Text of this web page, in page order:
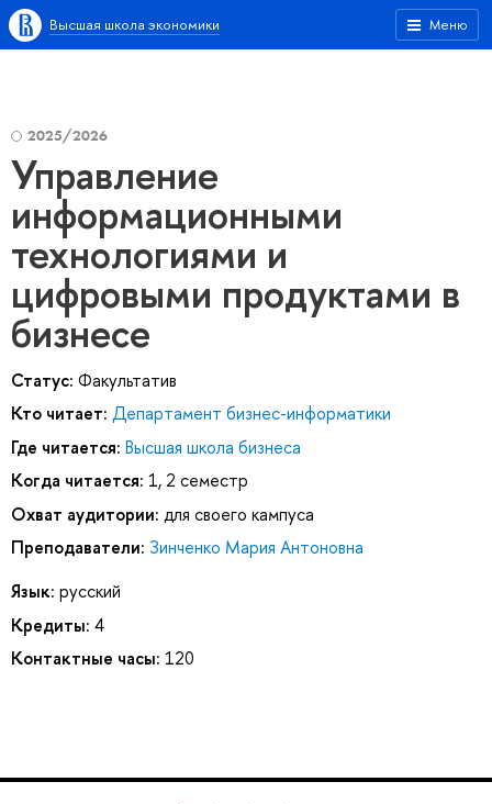
Меню
Высшая школа экономики
2025/2026
Управление
информационными
технологиями и
цифровыми продуктами в
бизнесе
Статус: Факультатив
Кто читает: Департамент бизнес-информатики
Где читается: Высшая школа бизнеса
Когда читается: 1, 2 семестр
Охват аудитории: для своего кампуса
Преподаватели: Зинченко Мария Антоновна
Язык: русский
Кредиты: 4
Контактные часы: 120